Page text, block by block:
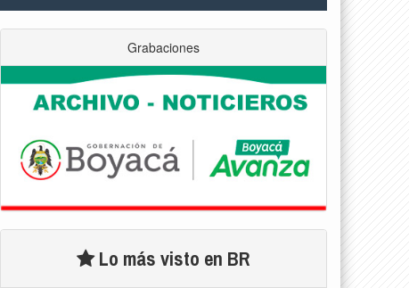
Grabaciones
Lo más visto en BR